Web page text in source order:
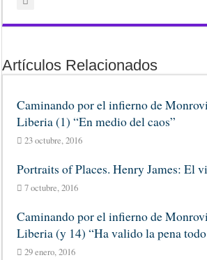
Artículos Relacionados
Caminando por el infierno de
Liberia (1) “En medio del caos”
23 octubre, 2016
Portraits of Places. Henry James: El
7 octubre, 2016
Caminando por el infierno de
Liberia (y 14) “Ha valido la pena todo
29 enero, 2016